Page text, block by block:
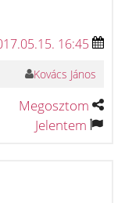
16:45
Kovács János
Megosztom
Jelentem